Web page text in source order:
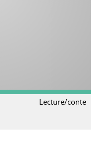
Lecture/conte